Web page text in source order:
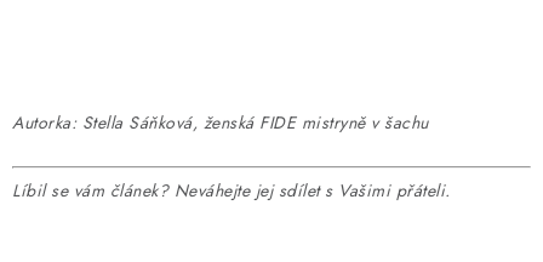
Autorka: Stella Sáňková, ženská FIDE mistryně v šachu
Líbil se vám článek? Neváhejte jej sdílet s Vašimi přáteli.